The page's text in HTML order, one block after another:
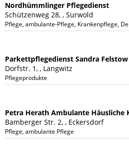
Nordhümmlinger Pflegedienst
Schützenweg 28, , Surwold
Pflege, ambulante-Pflege, Krankenpflege,
Parkettpflegedienst Sandra Felstow
Dorfstr. 1, , Langwitz
Pflegeprodukte
Petra Herath Ambulante Häusliche
Bamberger Str. 2, , Eckersdorf
Pflege, ambulante Pflege